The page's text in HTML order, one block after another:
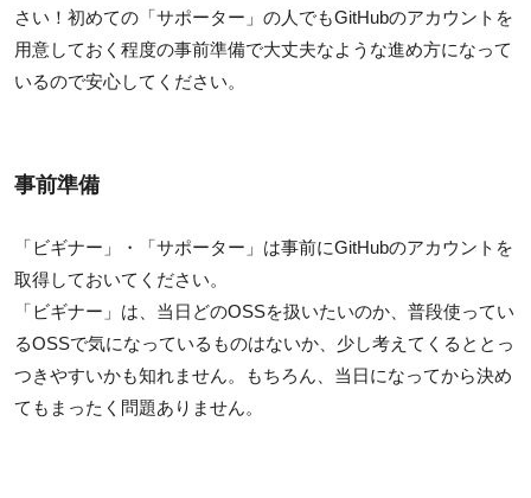
さい！初めての「サポーター」の人でもGitHubのアカウントを
用意しておく程度の事前準備で大丈夫なような進め方になって
いるので安心してください。
事前準備
「ビギナー」・「サポーター」は事前にGitHubのアカウントを
取得しておいてください。
「ビギナー」は、当日どのOSSを扱いたいのか、普段使ってい
るOSSで気になっているものはないか、少し考えてくるととっ
つきやすいかも知れません。もちろん、当日になってから決め
てもまったく問題ありません。